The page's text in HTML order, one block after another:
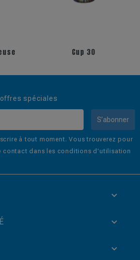
Pichet 1 Litre
spéciales
S’abonner
à tout moment. Vous trouverez pour
contact dans les conditions d'utilisation